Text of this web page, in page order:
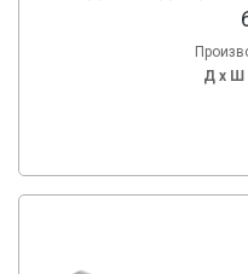
Д х Ш